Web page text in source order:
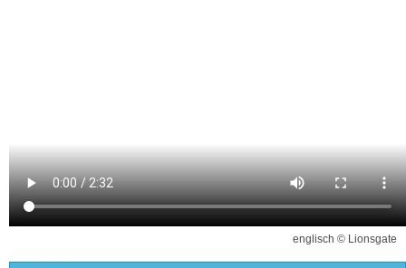
englisch © Lionsgate